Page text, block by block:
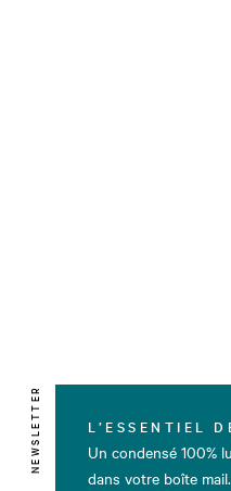
NEWSLETTER L’ESSENTIEL
Un condensé 100%
dans votre boîte